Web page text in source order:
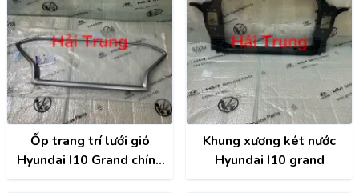
Ốp trang trí lưới gió
Hyundai I10 Grand chính
Khung xương két nước
Hyundai I10 grand